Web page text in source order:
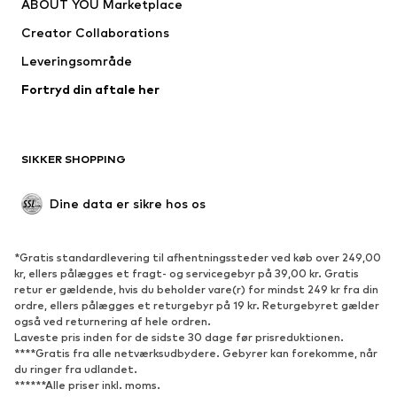
ABOUT YOU Marketplace
Creator Collaborations
Leveringsområde
Fortryd din aftale her
SIKKER SHOPPING
Dine data er sikre hos os
*Gratis standardlevering til afhentningssteder ved køb over 249,00
kr, ellers pålægges et fragt- og servicegebyr på 39,00 kr. Gratis
retur er gældende, hvis du beholder vare(r) for mindst 249 kr fra din
ordre, ellers pålægges et returgebyr på 19 kr. Returgebyret gælder
også ved returnering af hele ordren.
Laveste pris inden for de sidste 30 dage før prisreduktionen.
****Gratis fra alle netværksudbydere. Gebyrer kan forekomme, når
du ringer fra udlandet.
******Alle priser inkl. moms.